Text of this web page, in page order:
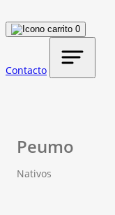
0
Contacto
Peumo
Nativos